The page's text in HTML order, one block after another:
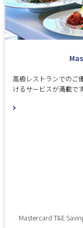
高級レストランでのご
けるサービスが満載です
Mastercard T&E